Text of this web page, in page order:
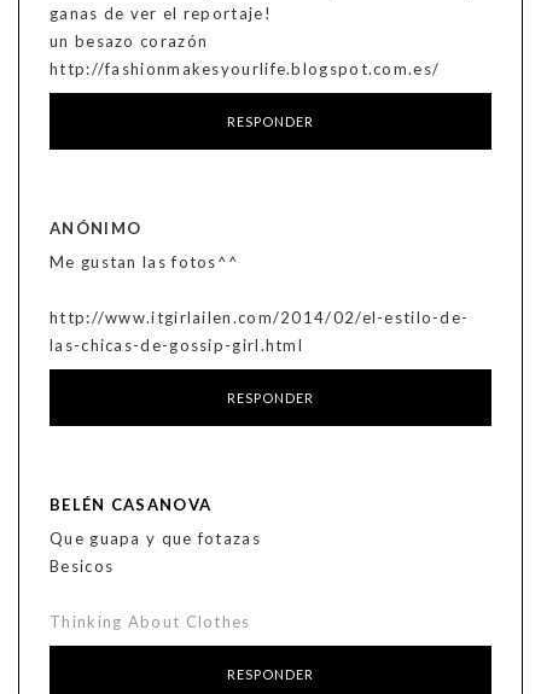
ganas de ver el reportaje!
un besazo corazón
http://fashionmakesyourlife.blogspot.com.es/
RESPONDER
ANÓNIMO
Me gustan las fotos^^
http://www.itgirlailen.com/2014/02/el-estilo-de-
las-chicas-de-gossip-girl.html
RESPONDER
BELÉN CASANOVA
Que guapa y que fotazas
Besicos
Thinking About Clothes
RESPONDER